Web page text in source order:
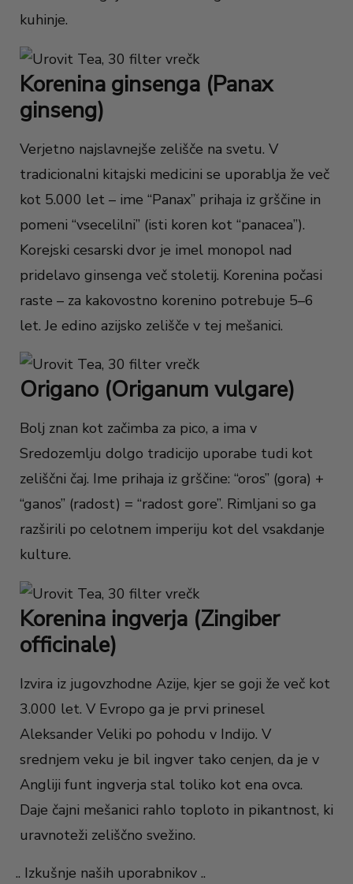
kuhinje.
Korenina ginsenga (Panax
ginseng)
Verjetno najslavnejše zelišče na svetu. V
tradicionalni kitajski medicini se uporablja že več
kot 5.000 let – ime “Panax” prihaja iz grščine in
pomeni “vsecelilni” (isti koren kot “panacea”).
Korejski cesarski dvor je imel monopol nad
pridelavo ginsenga več stoletij. Korenina počasi
raste – za kakovostno korenino potrebuje 5–6
let. Je edino azijsko zelišče v tej mešanici.
Origano (Origanum vulgare)
Bolj znan kot začimba za pico, a ima v
Sredozemlju dolgo tradicijo uporabe tudi kot
zeliščni čaj. Ime prihaja iz grščine: “oros” (gora) +
“ganos” (radost) = “radost gore”. Rimljani so ga
razširili po celotnem imperiju kot del vsakdanje
kulture.
Korenina ingverja (Zingiber
officinale)
Izvira iz jugovzhodne Azije, kjer se goji že več kot
3.000 let. V Evropo ga je prvi prinesel
Aleksander Veliki po pohodu v Indijo. V
srednjem veku je bil ingver tako cenjen, da je v
Angliji funt ingverja stal toliko kot ena ovca.
Daje čajni mešanici rahlo toploto in pikantnost, ki
uravnoteži zeliščno svežino.
.. Izkušnje naših uporabnikov ..